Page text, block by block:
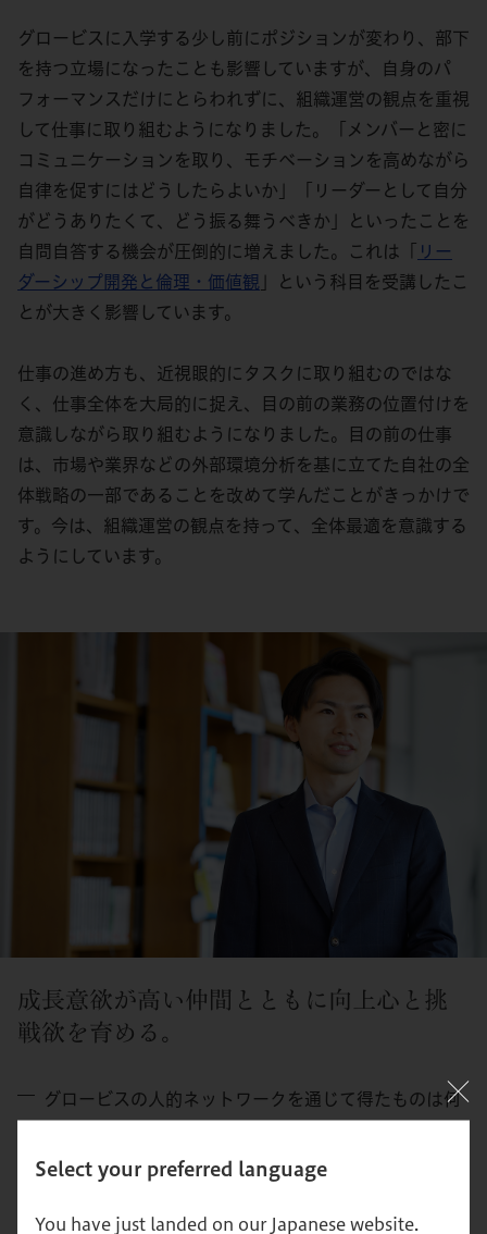
Select your preferred language
You have just landed on our Japanese website.
グロービスに入学する少し前にポジションが変わり、部下
を持つ立場になったことも影響していますが、自身のパ
フォーマンスだけにとらわれずに、組織運営の観点を重視
して仕事に取り組むようになりました。「メンバーと密に
コミュニケーションを取り、モチベーションを高めながら
自律を促すにはどうしたらよいか」「リーダーとして自分
がどうありたくて、どう振る舞うべきか」といったことを
自問自答する機会が圧倒的に増えました。これは「
リー
ダーシップ開発と倫理・価値観
」という科目を受講したこ
とが大きく影響しています。
仕事の進め方も、近視眼的にタスクに取り組むのではな
く、仕事全体を大局的に捉え、目の前の業務の位置付けを
意識しながら取り組むようになりました。目の前の仕事
は、市場や業界などの外部環境分析を基に立てた自社の全
体戦略の一部であることを改めて学んだことがきっかけで
す。今は、組織運営の観点を持って、全体最適を意識する
ようにしています。
成長意欲が高い仲間とともに向上心と挑
戦欲を育める。
グロービスの人的ネットワークを通じて得たものは何
グロービスの学生の皆さんは、成長意欲が高くチャレンジ